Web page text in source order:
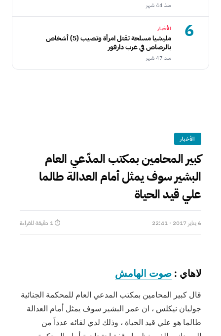
منذ 44 شهر
6 الأخبار
مليشيا مسلحة تقتل امرأة وتصيب (5) أشخاص
بالرصاص في غرب دارفور
منذ 47 شهر
الأخبار
كبير المحامين بمكتب المدّعي العام
البشير سوف يمثل أمام العدالة طالما
علي قيد الحياة
6 يناير 2017 · 22:41 ⏱ 1 دقيقة للقراءة
لاهاي : صوت الهامش
قال كبير المحامين بمكتب المدعي العام للمحكمة الجنائية
جوليان نيكلس ، ان عمر البشير سوف يمثل أمام العدالة
طالما هو علي قيد الحياة ، وذلك لدي لقائه عدداً من